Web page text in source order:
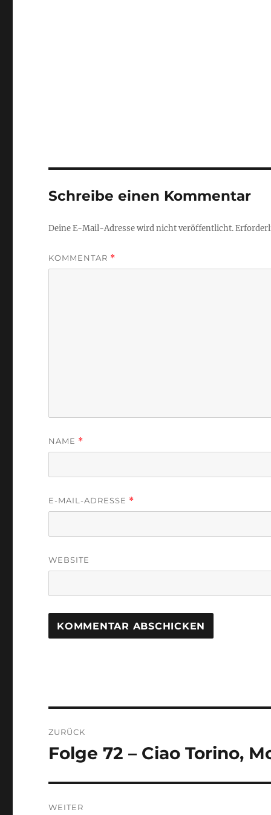
Schreibe einen Kommentar
Deine E-Mail-Adresse wird nicht veröffentlicht.
KOMMENTAR *
NAME *
E-MAIL-ADRESSE *
WEBSITE
ZURÜCK
Vorheriger
Folge 72 – Ciao Torino,
WEITER